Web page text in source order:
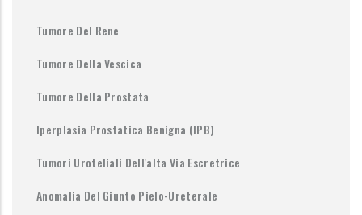
Tumore Del Rene
Tumore Della Vescica
Tumore Della Prostata
Iperplasia Prostatica Benigna (IPB)
Tumori Uroteliali Dell'alta Via Escretrice
Anomalia Del Giunto Pielo-Ureterale